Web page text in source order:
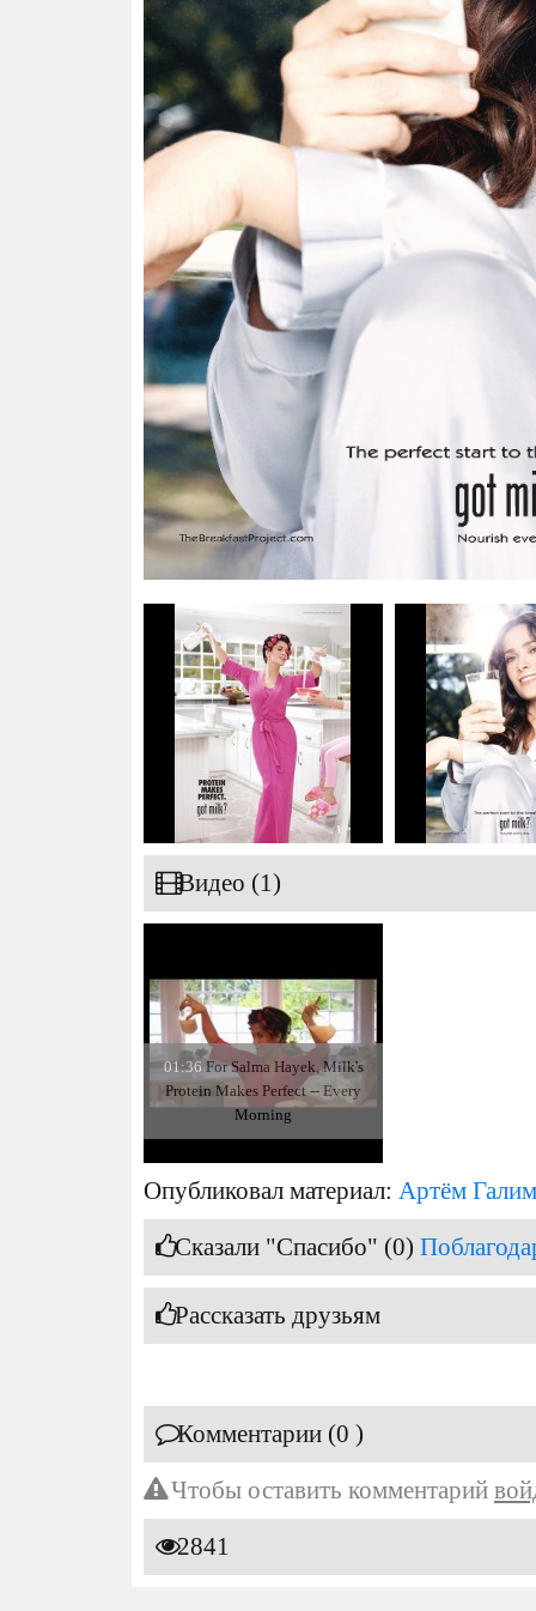
Видео (1)
01:36 For Salma Hayek, Milk's
Protein Makes Perfect -- Every
Morning
Опубликовал материал: Артём
Сказали "Спасибо" (0)
Рассказать друзьям
Комментарии (0 )
Чтобы оставить комментарий
2841